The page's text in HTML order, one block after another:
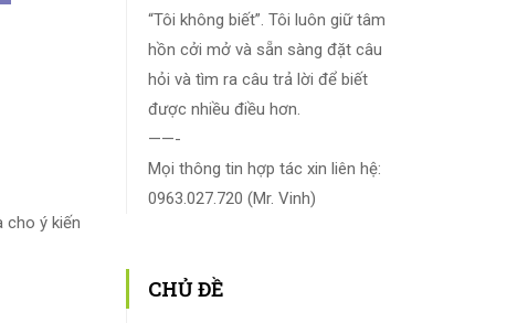
cho ý kiến
“Tôi không biết”. Tôi luôn giữ tâm
hồn cởi mở và sẵn sàng đặt câu
hỏi và tìm ra câu trả lời để biết
được nhiều điều hơn.
——-
Mọi thông tin hợp tác xin liên hệ:
0963.027.720 (Mr. Vinh)
CHỦ ĐỀ